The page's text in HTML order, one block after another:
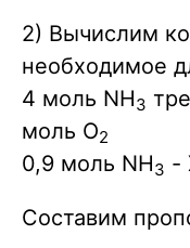
моль
2) Вычислим
необходимое
4 моль NH3
моль O2
0,9 моль NH3 -
Составим